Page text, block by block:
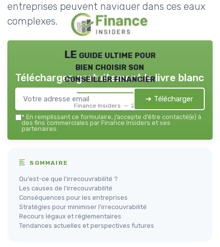
entreprises peuvent naviguer dans ces eaux
complexes.
LE guide ultime pour
bien choisir son
conseiller financier
Finance Insiders — 2026
Téléchargez gratuitement le livre blanc
➔ Télécharger
* En remplissant ce formulaire, j’accepte d’être contacté(e) à
des fins commerciales par Finance Insiders et ses
partenaires.
SOMMAIRE
Qu'est-ce que l'irrecouvrabilité ?
Les causes de l'irrecouvrabilité
Conséquences pour les entreprises
Stratégies pour minimiser l'irrecouvrabilité
Recours légaux et réglementaires
Tendances actuelles et perspectives futures